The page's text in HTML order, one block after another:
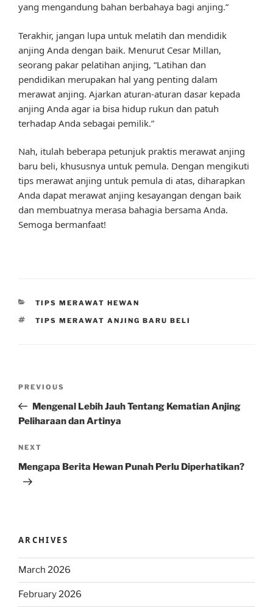
yang mengandung bahan berbahaya bagi anjing.”
Terakhir, jangan lupa untuk melatih dan mendidik
anjing Anda dengan baik. Menurut Cesar Millan,
seorang pakar pelatihan anjing, “Latihan dan
pendidikan merupakan hal yang penting dalam
merawat anjing. Ajarkan aturan-aturan dasar kepada
anjing Anda agar ia bisa hidup rukun dan patuh
terhadap Anda sebagai pemilik.”
Nah, itulah beberapa petunjuk praktis merawat anjing
baru beli, khususnya untuk pemula. Dengan mengikuti
tips merawat anjing untuk pemula di atas, diharapkan
Anda dapat merawat anjing kesayangan dengan baik
dan membuatnya merasa bahagia bersama Anda.
Semoga bermanfaat!
CATEGORIES
TIPS MERAWAT HEWAN
TAGS
TIPS MERAWAT ANJING BARU BELI
Previous
Post
PREVIOUS
Mengenal Lebih Jauh Tentang Kematian Anjing
Peliharaan dan Artinya
Next
Post
NEXT
Mengapa Berita Hewan Punah Perlu Diperhatikan?
ARCHIVES
March 2026
February 2026